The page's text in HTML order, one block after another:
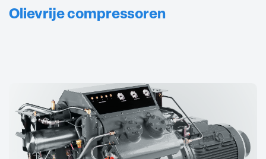
Olievrije compressoren